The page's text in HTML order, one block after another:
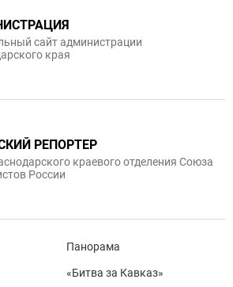
сайт администрации
края
РЕПОРТЕР
краевого отделения Союза
России
Панорама
«Битва за Кавказ»